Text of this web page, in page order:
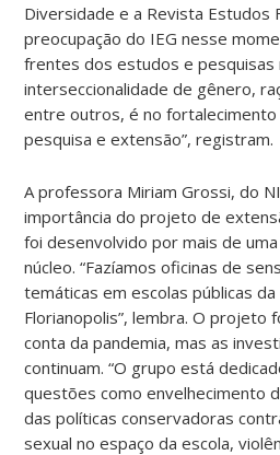
Diversidade e a Revista Estudos
preocupação do IEG nesse
frentes dos estudos e pesquisas
interseccionalidade de gênero,
entre outros, é no fortalecimento
pesquisa e extensão”, registram.
A professora Miriam Grossi, do
importância do projeto de
foi desenvolvido por mais de
núcleo. “Fazíamos oficinas de
temáticas em escolas públicas da
Florianopolis”, lembra. O projeto
conta da pandemia, mas as
continuam. “O grupo está
questões como envelhecimento
das políticas conservadoras
sexual no espaço da escola,